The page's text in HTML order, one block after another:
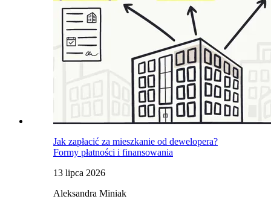
Jak zapłacić za mieszkanie od dewelopera?
Formy płatności i finansowania
13 lipca 2026
Aleksandra Miniak